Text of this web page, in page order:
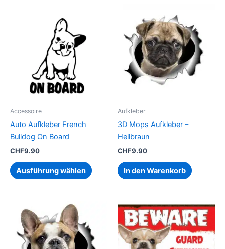
Accessoire
Auto Aufkleber French
Bulldog On Board
CHF9.90
Ausführung wählen
Produktseite
gewählt
werden
Aufkleber
3D Mops Aufkleber –
Hellbraun
CHF9.90
In den Warenkorb